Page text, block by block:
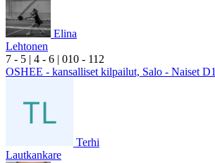
Elina
Lehtonen
7 - 5 | 4 - 6 | 010 - 112
OSHEE - kansalliset kilpailut, Salo - Naiset D1
Terhi
Lautkankare